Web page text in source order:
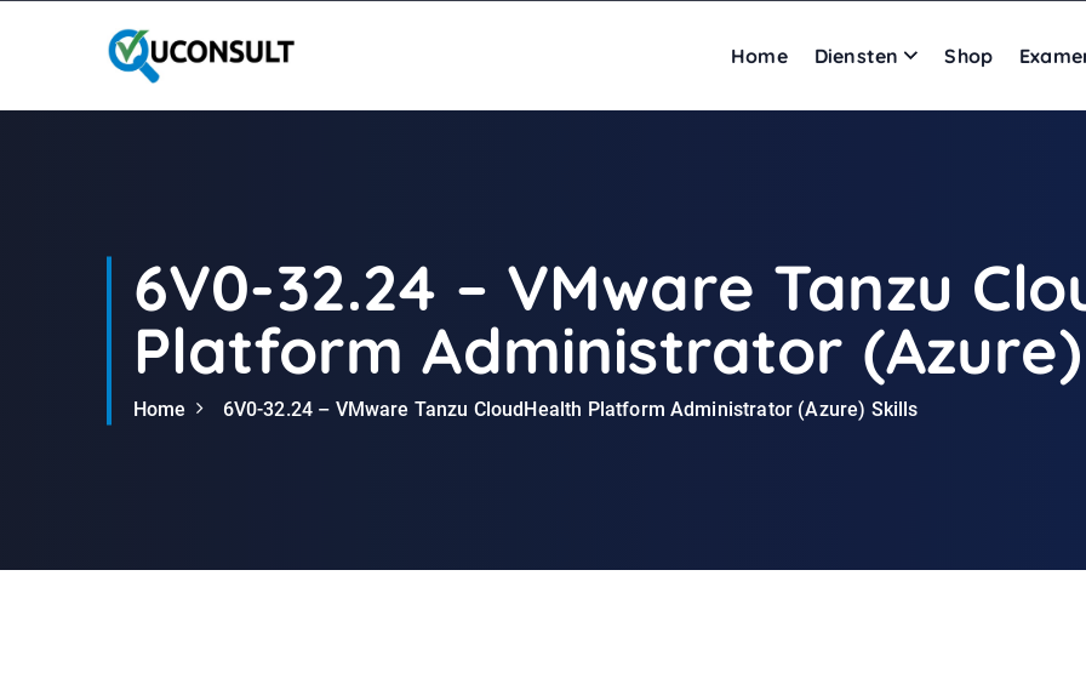
a
Home Diensten Shop
6V0-32.24 – VMware Tanzu
Platform Administrator
Home 6V0-32.24 – VMware Tanzu CloudHealth Platform Administrator (Azure) Skills